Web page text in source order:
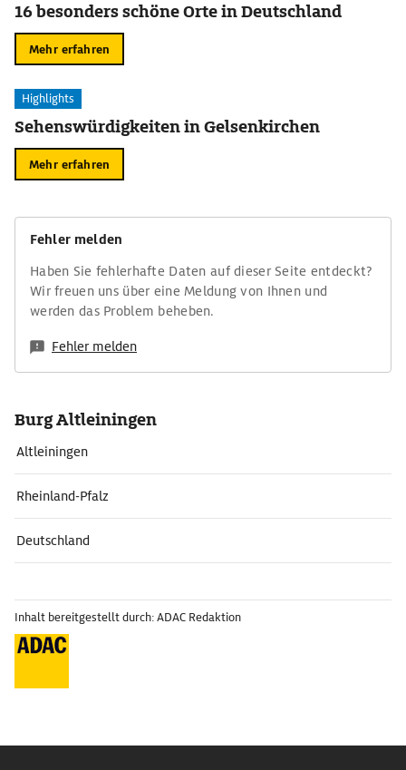
16 besonders schöne Orte in Deutschland
Mehr erfahren
Highlights
Sehenswürdigkeiten in Gelsenkirchen
Mehr erfahren
Fehler melden
Haben Sie fehlerhafte Daten auf dieser Seite entdeckt?
Wir freuen uns über eine Meldung von Ihnen und
werden das Problem beheben.
Fehler melden
Burg Altleiningen
Altleiningen
Rheinland-Pfalz
Deutschland
Inhalt bereitgestellt durch: ADAC Redaktion